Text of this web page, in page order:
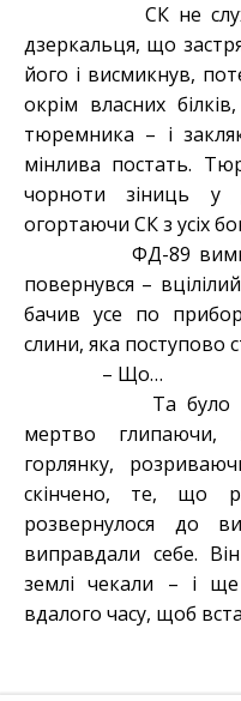
СК не слухав;
дзеркальця, що
його і висмикнув,
окрім власних
тюремника – і
мінлива постать.
чорноти зіниць у
огортаючи СК з усіх
ФД-89
повернувся –
бачив усе по
слини, яка поступово
– Що…
Та було
мертво глипаючи,
горлянку,
скінчено, те, що
розвернулося до
виправдали себе.
землі чекали – і ще
вдалого часу, щоб